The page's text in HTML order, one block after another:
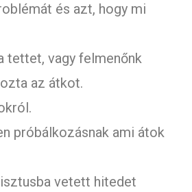
és azt, hogy mi
tettet, vagy felmenőnk
az átkot.
próbálkozásnak ami átok
vetett hitedet